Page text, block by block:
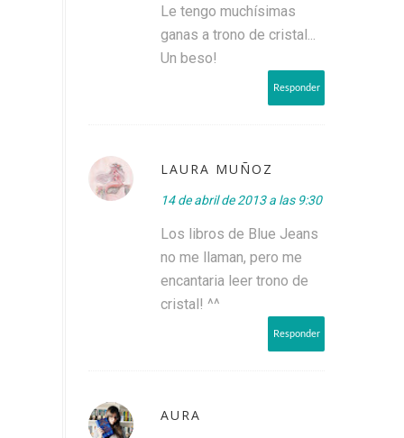
Le tengo muchísimas
ganas a trono de cristal...
Un beso!
Responder
LAURA MUÑOZ
14 de abril de 2013 a las 9:30
Los libros de Blue Jeans
no me llaman, pero me
encantaria leer trono de
cristal! ^^
Responder
AURA